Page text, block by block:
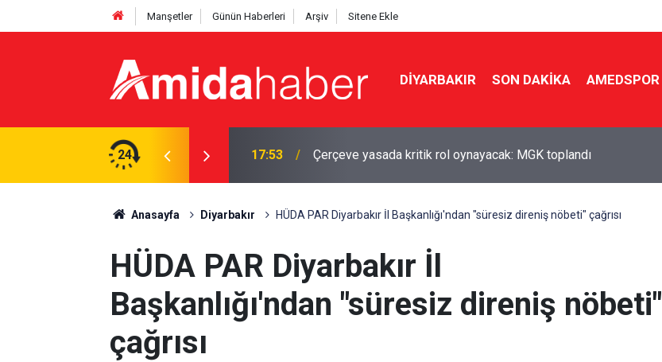
Manşetler Günün Haberleri Arşiv Sitene Ekle
DIYARBAKIR SON DAKIKA AMEDSPOR
24
17:12
Bingöl'de zincirleme kaza: 5 yaralı
Anasayfa Diyarbakır HÜDA PAR Diyarbakır İl Başkanlığı'ndan "süresiz direniş nöbeti" çağrısı
HÜDA PAR Diyarbakır İl
Başkanlığı'ndan "süresiz direniş nöbeti"
çağrısı